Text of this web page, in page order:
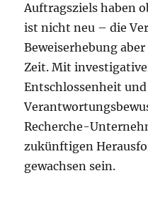
Auftragsziels haben
ist nicht neu – die
Beweiserhebung
Zeit. Mit
Entschlossenheit
Recherche-
zukünftigen
gewachsen sein.